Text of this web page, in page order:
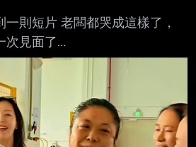
關係，該女子最後 產下一名孩
友們將矛頭指向周杰倫，隨著
杰威爾稍早發出 嚴正聲明反擊
狗仔卓偉日前爆料某三字華語
點名是誰，但提供了「西安開
年同月同日退股
一則短片 老闆都哭成這樣了，
次見面了
UIAGob.jpg 台灣老闆要回去所
i.mopix.cc/l2OCxm.jpg
NZFPnG.jpg
sNkCNH.jpg
gOzgdz.jpg